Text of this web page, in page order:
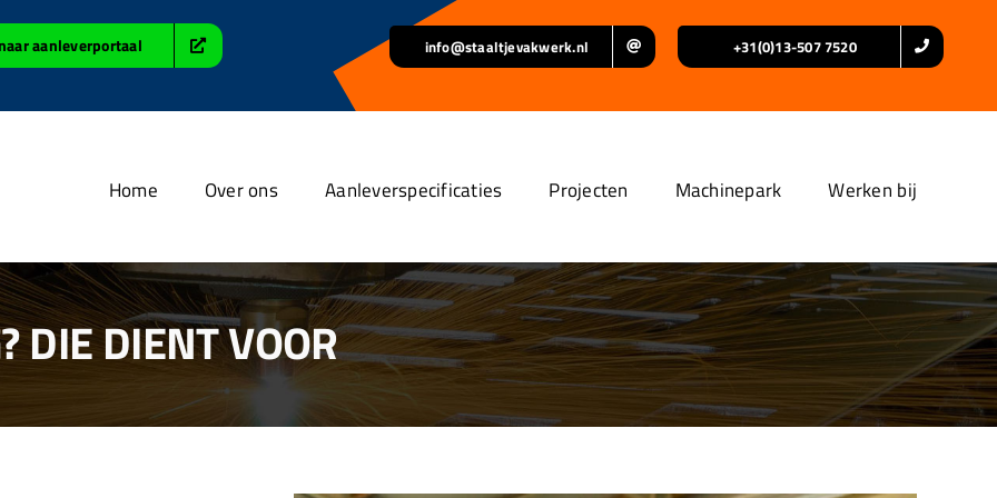
aanleverportaal info@staaltjevakwerk.nl +31(0)13-507 7520
Home Over ons Aanleverspecificaties Projecten Machinepark Werken bij
DIE DIENT VOOR